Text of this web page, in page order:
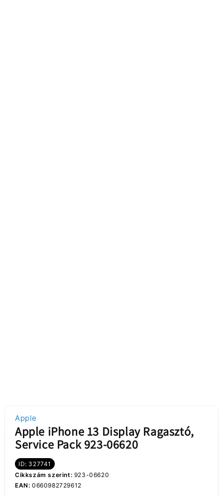
Apple
Apple iPhone 13 Display Ragasztó,
Service Pack 923-06620
ID: 327741
Cikkszám szerint: 923-06620
EAN: 0660982729612